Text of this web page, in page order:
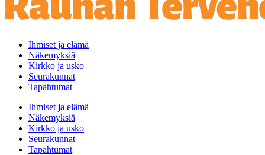
Ihmiset ja elämä
Näkemyksiä
Kirkko ja usko
Seurakunnat
Tapahtumat
Ihmiset ja elämä
Näkemyksiä
Kirkko ja usko
Seurakunnat
Tapahtumat